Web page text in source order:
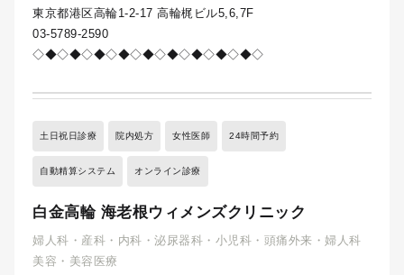
東京都港区高輪1-2-17 高輪梶ビル5,6,7F
03-5789-2590
◇◆◇◆◇◆◇◆◇◆◇◆◇◆◇◆◇◆◇
土日祝日診療 院内処方 女性医師 24時間予約
自動精算システム オンライン診療
白金高輪 海老根ウィメンズクリニック
婦人科・産科・内科・泌尿器科・小児科・頭痛外来・婦人科
美容・美容医療